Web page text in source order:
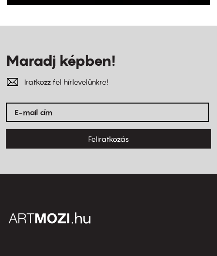
Maradj képben!
Iratkozz fel hírlevelünkre!
Feliratkozás